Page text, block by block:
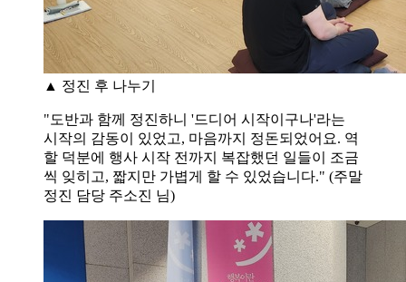
▲ 정진 후 나누기
"도반과 함께 정진하니 '드디어 시작이구나'라는
시작의 감동이 있었고, 마음까지 정돈되었어요. 역
할 덕분에 행사 시작 전까지 복잡했던 일들이 조금
씩 잊히고, 짧지만 가볍게 할 수 있었습니다." (주말
정진 담당 주소진 님)